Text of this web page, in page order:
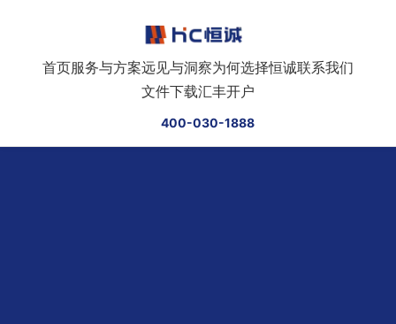
首页服务与方案远见与洞察为何选择恒诚联系我们
文件下载汇丰开户
400-030-1888